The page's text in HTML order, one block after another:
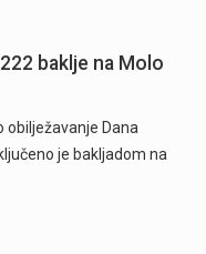
baklje na Molo
Dana
je bakljadom na